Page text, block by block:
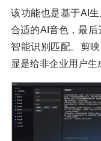
该功能也是基于AI
合适的AI音色，最
智能识别匹配。剪
显是给非企业用户生